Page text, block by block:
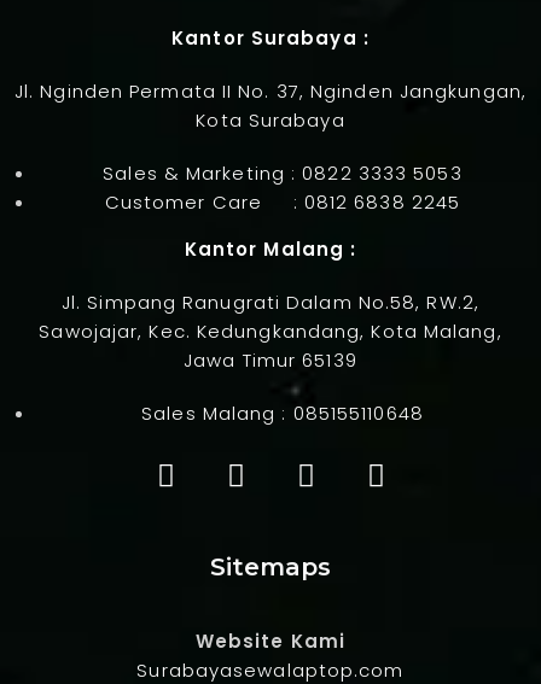
Kantor Surabaya :
Jl. Nginden Permata II No. 37, Nginden Jangkungan,
Kota Surabaya
Sales & Marketing :0822 3333 5053
Customer Care : 0812 6838 2245
Kantor Malang :
Jl. Simpang Ranugrati Dalam No.58, RW.2,
Sawojajar, Kec. Kedungkandang, Kota Malang,
Jawa Timur 65139
Sales Malang : 085155110648
Sitemaps
Website Kami
Surabayasewalaptop.com